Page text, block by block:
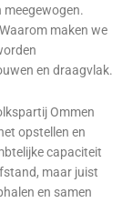
maken we
en draagvlak.
Ommen
opstellen en
capaciteit
maar juist
en samen